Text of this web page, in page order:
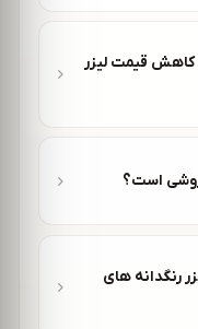
کاهش قیمت لیزر
روشی است؟
رنگدانه های